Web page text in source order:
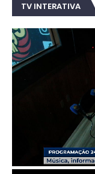
TV INTERATIVA